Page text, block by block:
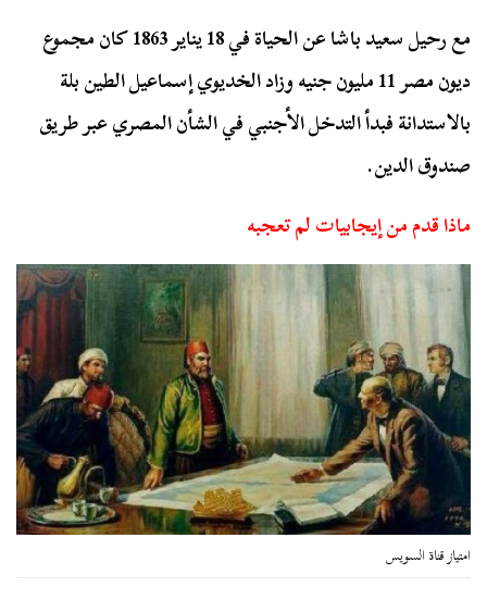
مع رحيل سعيد باشا عن الحياة في 18 يناير 1863 كان مجموع
ديون مصر 11 مليون جنيه وزاد الخديوي إسماعيل الطين بلة
بالاستدانة فبدأ التدخل الأجنبي في الشأن المصري عبر طريق
صندوق الدين.
ماذا قدم من إيجابيات لم تعجبه
امتياز قناة السويس